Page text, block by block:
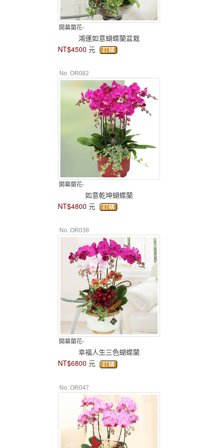
開幕蘭花-
鴻運如意蝴蝶蘭盆栽
NT$4500 元
No. OR082
開幕蘭花-
如意乾坤蝴蝶蘭
NT$4800 元
No. OR038
開幕蘭花-
幸福人生三色蝴蝶蘭
NT$6800 元
No. OR047